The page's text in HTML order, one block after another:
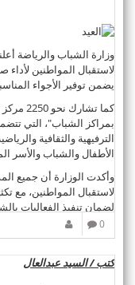
لاستقبال المواطنين لأداء
يضمن توفير الأجواء
كما
بمراكز الشباب"، التي
الترفيهية والثقافية
الأطفال والشباب والأسر
وأكدت الوزارة أن جميع
لاستقبال المواطنين، مع
لضمان تنفيذ الفعاليات
من الخدمات والأنشطة
0
كتب / السيد عبدالعال